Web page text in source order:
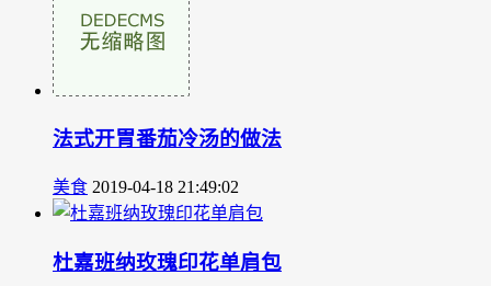
法式开胃番茄冷汤的做法
美食 2019-04-18 21:49:02
杜嘉班纳玫瑰印花单肩包